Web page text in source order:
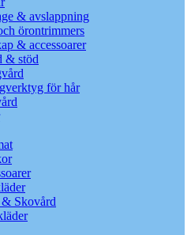
& avslappning
örontrimmers
& accessoarer
& stöd
för hår
Skovård